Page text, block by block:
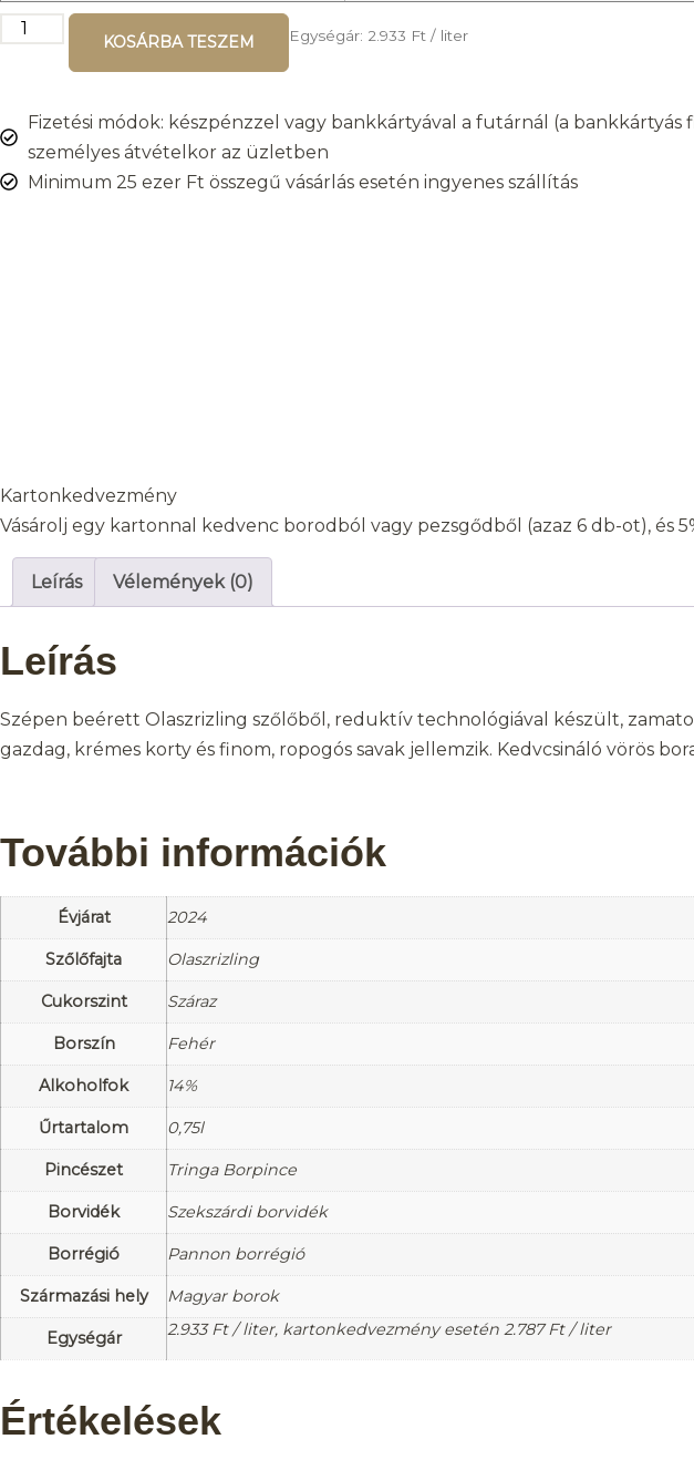
KOSÁRBA TESZEM Egységár: 2.933 Ft / liter
Fizetési módok: készpénzzel vagy bankkártyával a futárnál (a
személyes átvételkor az üzletben
Minimum 25 ezer Ft összegű vásárlás esetén ingyenes szállítás
Kartonkedvezmény
Vásárolj egy kartonnal kedvenc borodból vagy pezsgődből (azaz 6 db-ot), és
Leírás Vélemények (0)
Leírás
Szépen beérett Olaszrizling szőlőből, reduktív technológiával készült,
gazdag, krémes korty és finom, ropogós savak jellemzik. Kedvcsináló vörös
További információk
Évjárat 2024
Szőlőfajta Olaszrizling
Cukorszint Száraz
Borszín Fehér
Alkoholfok 14%
Űrtartalom 0,75l
Pincészet Tringa Borpince
Borvidék Szekszárdi borvidék
Borrégió Pannon borrégió
Származási hely Magyar borok
Egységár 2.933Ft/ liter, kartonkedvezmény esetén 2.787Ft/ liter
Értékelések